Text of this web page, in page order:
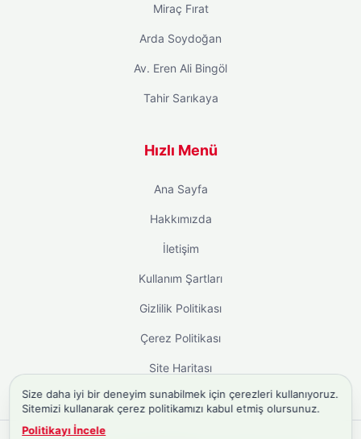
Miraç Fırat
Arda Soydoğan
Av. Eren Ali Bingöl
Tahir Sarıkaya
Hızlı Menü
Ana Sayfa
Hakkımızda
İletişim
Kullanım Şartları
Gizlilik Politikası
Çerez Politikası
Site Haritası
Size daha iyi bir deneyim sunabilmek için çerezleri kullanıyoruz.
Sitemizi kullanarak çerez politikamızı kabul etmiş olursunuz.
Politikayı İncele